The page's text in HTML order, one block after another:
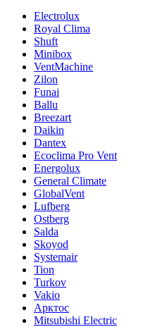
Electrolux
Royal Clima
Shuft
Minibox
VentMachine
Zilon
Funai
Ballu
Breezart
Daikin
Dantex
Ecoclima Pro Vent
Energolux
General Climate
GlobalVent
Lufberg
Ostberg
Salda
Skoyod
Systemair
Tion
Turkov
Vakio
Арктос
Mitsubishi Electric